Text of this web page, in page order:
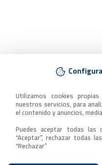
Utilizamos cookies
nuestros servicios, para
el contenido y anuncios,
Puedes aceptar todas las
“Aceptar”, rechazar todas
“Rechazar”